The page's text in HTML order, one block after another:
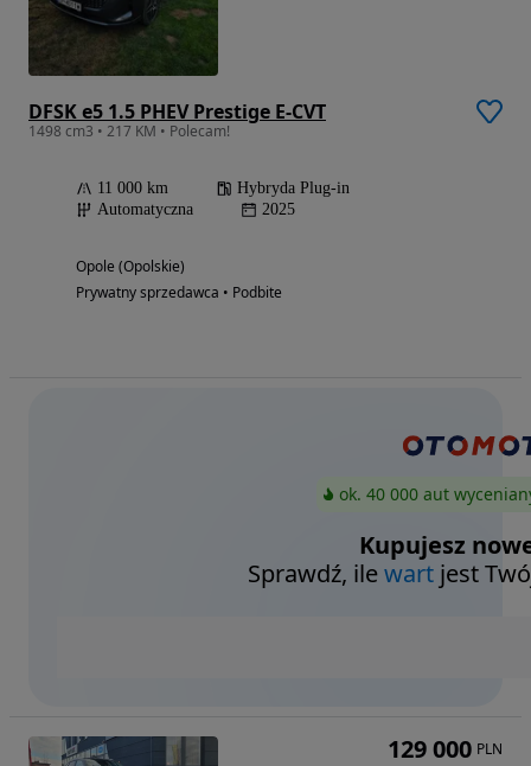
DFSK e5 1.5 PHEV Prestige E-CVT
1498 cm3 • 217 KM • Polecam!
11 000 km
Hybryda Plug-in
Automatyczna
2025
Opole (Opolskie)
Prywatny sprzedawca • Podbite
ok. 40 000 aut
Kupujesz
Sprawdź, ilewart jest
129 000 PLN